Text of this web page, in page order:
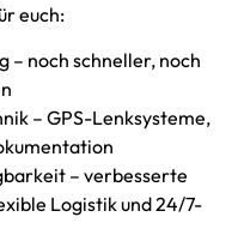
für die Tätigkeit als
berufsrechtlichen
in in der
–
euch:
– noch schneller, noch
– GPS-Lenksysteme,
– verbesserte
Logistik und 24/7-